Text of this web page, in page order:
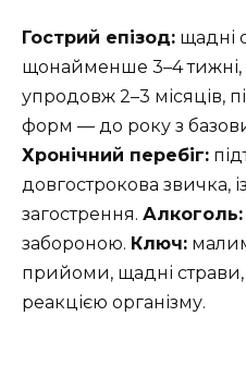
Гострий епізод: щадні
щонайменше 3–4
упродовж 2–3 місяців,
форм — до року з
Хронічний перебіг:
довгострокова звичка,
загострення. Алкоголь:
забороною. Ключ:
прийоми, щадні страви,
реакцією організму.